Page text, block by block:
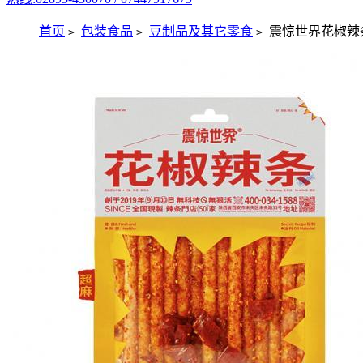
首页 > 包装食品 > 豆制品及其它零食 > 震惊世界花椒辣